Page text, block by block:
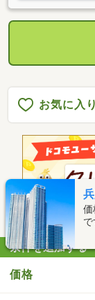
くお手伝いさせ
の方もお気軽に
お気に入
条件を追加する
価格
価
で